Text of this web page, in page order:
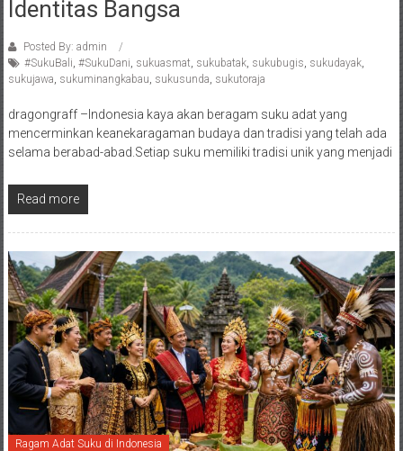
Identitas Bangsa
Posted By: admin
#SukuBali, #SukuDani, sukuasmat, sukubatak, sukubugis, sukudayak,
sukujawa, sukuminangkabau, sukusunda, sukutoraja
dragongraff –Indonesia kaya akan beragam suku adat yang
mencerminkan keanekaragaman budaya dan tradisi yang telah ada
selama berabad-abad.Setiap suku memiliki tradisi unik yang menjadi
Read more
Ragam Adat Suku di Indonesia